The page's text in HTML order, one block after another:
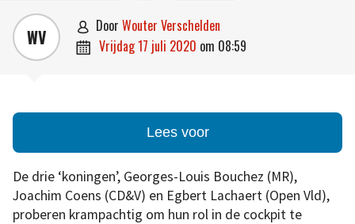
WV  door Wouter Verschelden
 vrijdag 17 juli 2020 om 08:59
Lees voor
De drie ‘koningen’, Georges-Louis Bouchez (MR),
Joachim Coens (CD&V) en Egbert Lachaert (Open Vld),
proberen krampachtig om hun rol in de cockpit te